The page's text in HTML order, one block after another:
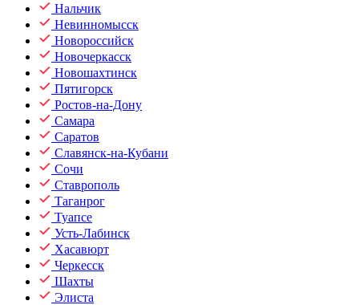
Нальчик
Невинномысск
Новороссийск
Новочеркасск
Новошахтинск
Пятигорск
Ростов-на-Дону
Самара
Саратов
Славянск-на-Кубани
Сочи
Ставрополь
Таганрог
Туапсе
Усть-Лабинск
Хасавюрт
Черкесск
Шахты
Элиста